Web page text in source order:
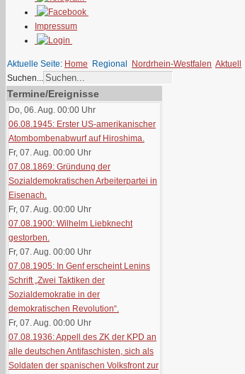
Impressum
Aktuelle Seite: Home Regional Nordrhein-Westfalen Aktuell
Suchen...
Termine/Ereignisse
Do, 06. Aug. 00:00 Uhr
06.08.1945: Erster US-amerikanischer
Atombombenabwurf auf Hiroshima.
Fr, 07. Aug. 00:00 Uhr
07.08.1869: Gründung der
Sozialdemokratischen Arbeiterpartei in
Eisenach.
Fr, 07. Aug. 00:00 Uhr
07.08.1900: Wilhelm Liebknecht
gestorben.
Fr, 07. Aug. 00:00 Uhr
07.08.1905: In Genf erscheint Lenins
Schrift „Zwei Taktiken der
Sozialdemokratie in der
demokratischen Revolution“.
Fr, 07. Aug. 00:00 Uhr
07.08.1936: Appell des ZK der KPD an
alle deutschen Antifaschisten, sich als
Soldaten der spanischen Volksfront zur